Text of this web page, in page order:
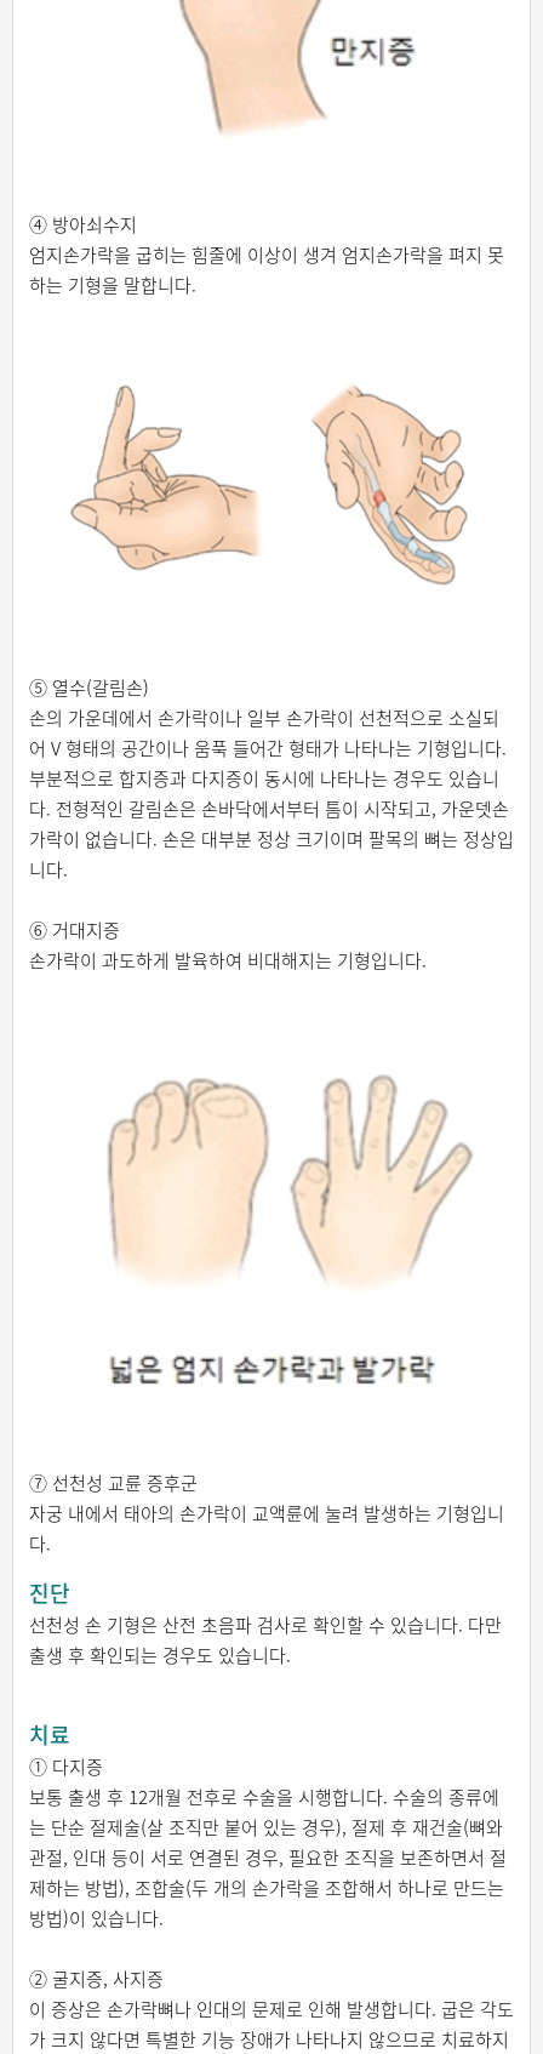
④ 방아쇠수지
엄지손가락을 굽히는 힘줄에 이상이 생겨 엄지손가락을 펴지 못
하는 기형을 말합니다.
⑤ 열수(갈림손)
손의 가운데에서 손가락이나 일부 손가락이 선천적으로 소실되
어 V 형태의 공간이나 움푹 들어간 형태가 나타나는 기형입니다.
부분적으로 합지증과 다지증이 동시에 나타나는 경우도 있습니
다. 전형적인 갈림손은 손바닥에서부터 틈이 시작되고, 가운뎃손
가락이 없습니다. 손은 대부분 정상 크기이며 팔목의 뼈는 정상입
니다.
⑥ 거대지증
손가락이 과도하게 발육하여 비대해지는 기형입니다.
⑦ 선천성 교륜 증후군
자궁 내에서 태아의 손가락이 교액륜에 눌려 발생하는 기형입니
다.
진단
선천성 손 기형은 산전 초음파 검사로 확인할 수 있습니다. 다만
출생 후 확인되는 경우도 있습니다.
치료
① 다지증
보통 출생 후 12개월 전후로 수술을 시행합니다. 수술의 종류에
는 단순 절제술(살 조직만 붙어 있는 경우), 절제 후 재건술(뼈와
관절, 인대 등이 서로 연결된 경우, 필요한 조직을 보존하면서 절
제하는 방법), 조합술(두 개의 손가락을 조합해서 하나로 만드는
방법)이 있습니다.
② 굴지증, 사지증
이 증상은 손가락뼈나 인대의 문제로 인해 발생합니다. 굽은 각도
가 크지 않다면 특별한 기능 장애가 나타나지 않으므로 치료하지